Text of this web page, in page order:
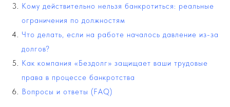
Кому действительно нельзя банкротиться: реальные
ограничения по должностям
Что делать, если на работе началось давление из-за
долгов?
Как компания «Бездолг» защищает ваши трудовые
права в процессе банкротства
Вопросы и ответы (FAQ)